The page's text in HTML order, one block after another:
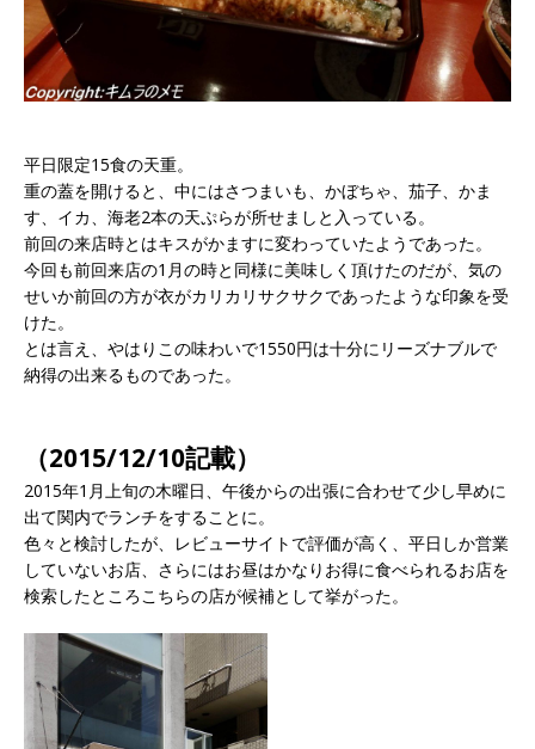
平日限定15食の天重。
重の蓋を開けると、中にはさつまいも、かぼちゃ、茄子、かま
す、イカ、海老2本の天ぷらが所せましと入っている。
前回の来店時とはキスがかますに変わっていたようであった。
今回も前回来店の1月の時と同様に美味しく頂けたのだが、気の
せいか前回の方が衣がカリカリサクサクであったような印象を受
けた。
とは言え、やはりこの味わいで1550円は十分にリーズナブルで
納得の出来るものであった。
（2015/12/10記載）
2015年1月上旬の木曜日、午後からの出張に合わせて少し早めに
出て関内でランチをすることに。
色々と検討したが、レビューサイトで評価が高く、平日しか営業
していないお店、さらにはお昼はかなりお得に食べられるお店を
検索したところこちらの店が候補として挙がった。